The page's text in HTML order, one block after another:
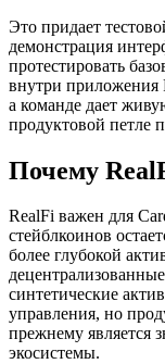
Это придает
демонстрация
протестировать
внутри приложения
а команде дает
продуктовой петле
Почему
RealFi важен для
стейблкоинов
более глубокой
синтетические
управления, но
прежнему является
экосистемы.